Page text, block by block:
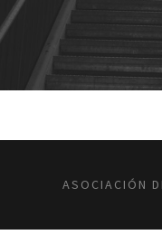
ASOCIACIÓN